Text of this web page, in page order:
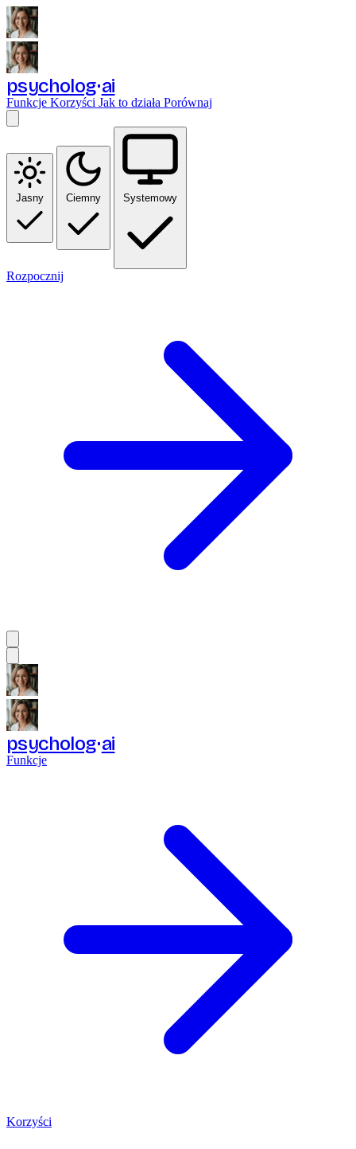
psycholog ai
Funkcje Korzyści Jak to działa Porównaj
Jasny Ciemny Systemowy
Rozpocznij
psycholog ai
Funkcje
Korzyści